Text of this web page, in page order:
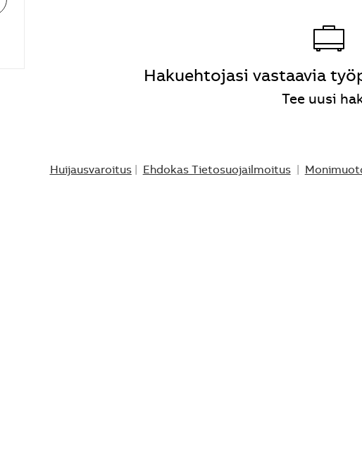
Hakuehtojasi vastaavia
Tee uusi
Huijausvaroitus| Ehdokas Tietosuojailmoitus